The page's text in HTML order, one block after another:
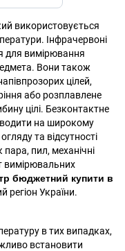
використовується
Інфрачервоні
для вимірювання
Вони також
цілей,
або розплавлене
цілі. Безконтактне
на широкому
та відсутності
пил, механічні
вимірювальних
бюджетний купити в
регіон України.
в тих випадках,
встановити